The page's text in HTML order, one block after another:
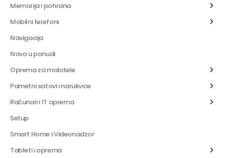
Memorija i pohrana
Mobilni telefoni
Navigacija
Novo u ponudi
Oprema za mobitele
Pametni satovi i narukvice
Računari i IT oprema
Setup
Smart Home i Videonadzor
Tableti i oprema